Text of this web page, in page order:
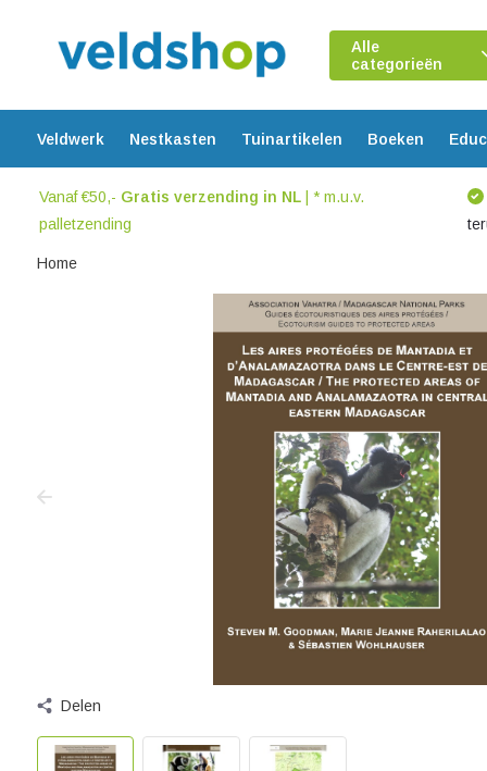
Alle
categorieën
Veldwerk Nestkasten Tuinartikelen Boeken
Vanaf €50,- Gratis verzending in NL| * m.u.v.
palletzending
Home
Delen